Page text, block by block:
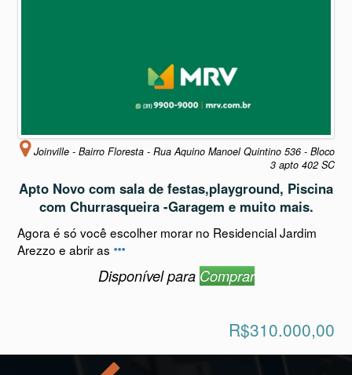
Joinville - Bairro Floresta - Rua Aquino Manoel Quintino 536 - Bloco
3 apto 402 SC
Apto Novo com sala de festas,playground, Piscina
com Churrasqueira -Garagem e muito mais.
Agora é só você escolher morar no Residencial Jardim
Arezzo e abrir as
Disponível para Comprar
R$310.000,00